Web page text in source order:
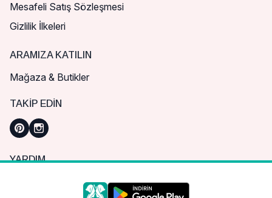
Mesafeli Satış Sözleşmesi
Gizlilik İlkeleri
ARAMIZA KATILIN
Mağaza & Butikler
TAKIP EDIN
YARDIM
Sık Sorulan Sorular